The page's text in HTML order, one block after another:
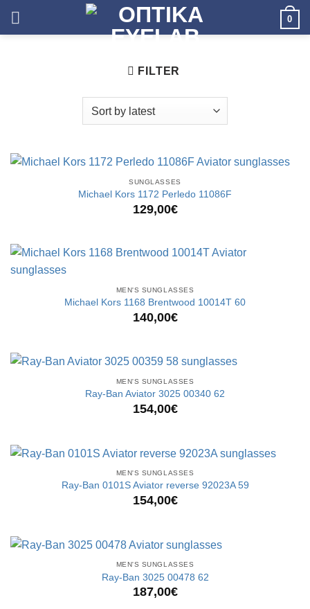
0
FILTER
SUNGLASSES
Michael Kors 1172 Perledo 11086F
129,00€
MEN'S SUNGLASSES
Michael Kors 1168 Brentwood 10014T 60
140,00€
MEN'S SUNGLASSES
Ray-Ban Aviator 3025 00340 62
154,00€
MEN'S SUNGLASSES
Ray-Ban 0101S Aviator reverse 92023A 59
154,00€
MEN'S SUNGLASSES
Ray-Ban 3025 00478 62
187,00€